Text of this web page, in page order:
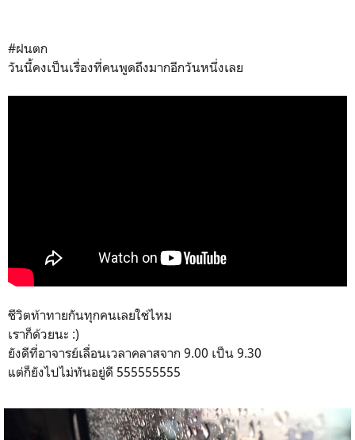
#ฝนตก
วันนี้คงเป็นเรื่องที่คนพูดถึงมากอีกวันหนึ่งเลย
ชีวิตท้าทายกันทุกคนเลยใช่ไหม
เราก็ด้วยนะ :)
ยังดีที่อาจารย์เลื่อนเวลาคลาสจาก 9.00 เป็น 9.30
แต่ก็ยังไปไม่ทันอยู่ดี 555555555